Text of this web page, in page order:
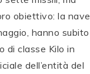
obiettivo: la nave
hanno subito
di classe Kilo in
dell’entità del